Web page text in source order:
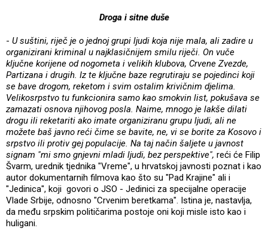
Droga i sitne duše
- U suštini, riječ je o jednoj grupi ljudi koja nije mala, ali zadire u
organizirani kriminal u najklasičnijem smilu riječi. On vuče
ključne korijene od nogometa i velikih klubova, Crvene Zvezde,
Partizana i drugih. Iz te ključne baze regrutiraju se pojedinci koji
se bave drogom, reketom i svim ostalim krivičnim djelima.
Velikosrpstvo tu funkcionira samo kao smokvin list, pokušava se
zamazati osnova njihovog posla. Naime, mnogo je lakše dilati
drogu ili reketariti ako imate organiziranu grupu ljudi, ali ne
možete baš javno reći čime se bavite, ne, vi se borite za Kosovo i
srpstvo ili protiv gej populacije. Na taj način šaljete u javnost
signam "mi smo gnjevni mladi ljudi, bez perspektive", reći će Filip
Švarm, urednik tjednika "Vreme", u hrvatskoj javnosti poznat i kao
autor dokumentarnih filmova kao što su "Pad Krajine" ali i
"Jedinica", koji govori o JSO - Jedinici za specijalne operacije
Vlade Srbije, odnosno "Crvenim beretkama". Istina je, nastavlja,
da među srpskim političarima postoje oni koji misle isto kao i
huligani.